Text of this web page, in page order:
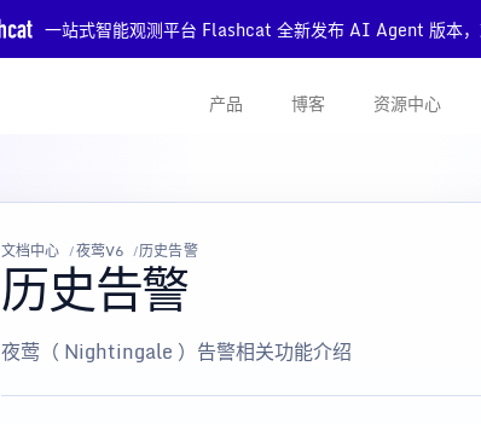
一站式智能观测平台 Flashcat 全新发布 AI Agent 版本
产品 博客 资源中心
文档中心 夜莺V6 历史告警
历史告警
夜莺（ Nightingale ）告警相关功能介绍